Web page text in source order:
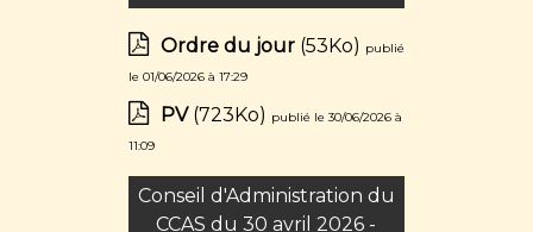
Ordre du jour (53Ko) publié
le 01/06/2026 à 17:29
PV(723Ko) publié le 30/06/2026 à
11:09
Conseil d'Administration du
CCAS du 30 avril 2026 -